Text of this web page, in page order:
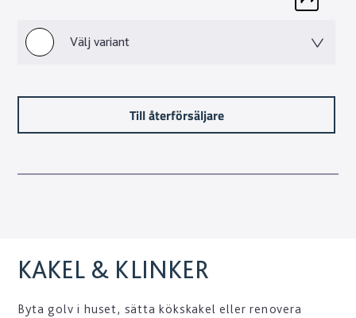
Välj variant
Till återförsäljare
KAKEL & KLINKER
Byta golv i huset, sätta kökskakel eller renovera